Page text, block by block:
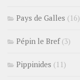
Pays de Galles (16)
Pépin le Bref(3)
Pippinides (11)